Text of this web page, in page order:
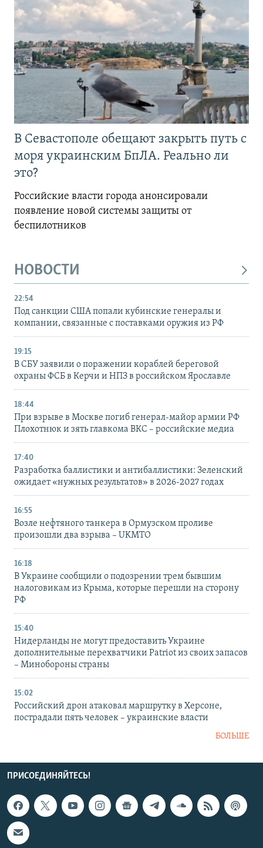
В Севастополе обещают закрыть путь с
моря украинским БпЛА. Реально ли
это?
Российские власти города анонсировали
появление новой системы защиты от
беспилотников
НОВОСТИ
22:54
Под санкции США попали кубинские генералы и
компании, связанные с поставками оружия из РФ
19:15
В СБУ заявили о поражении кораблей береговой
охраны ФСБ в Керчи и НПЗ в российском Ярославле
18:44
При взрыве в Москве погиб генерал-майор армии РФ
Плохотнюк и зять главкома ВКС – российские медиа
17:40
Разработка баллистики и антибаллистики: Зеленский
ожидает «нужных результатов» в 2026-2027 годах
16:55
Возле нефтяного танкера в Ормузском проливе
произошли два взрыва – UKMTO
16:18
В Украине сообщили о подозрении трем бывшим
налоговикам из Крыма, которые перешли на сторону
РФ
15:40
Нидерланды не могут предоставить Украине
дополнительные перехватчики Patriot из своих запасов
– Минобороны страны
15:02
Российский дрон атаковал маршрутку в Херсоне,
пострадали пять человек – украинские власти
БОЛЬШЕ
ПРИСОЕДИНЯЙТЕСЬ!